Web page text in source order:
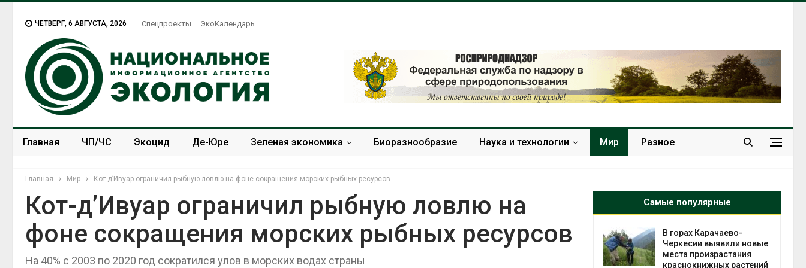
ЧЕТВЕРГ, 6 АВГУСТА, 2026 Спецпроекты ЭкоКалендарь
Главная ЧП/ЧС Экоцид Де-Юре Зеленая экономика Биоразнообразие Наука и технологии Мир Разное
Главная Мир Кот-д’Ивуар ограничил рыбную ловлю на фоне сокращения морских рыбных ресурсов
Кот-д’Ивуар ограничил рыбную ловлю на
фоне сокращения морских рыбных ресурсов
На 40% с 2003 по 2020 год сократился улов в морских водах страны
Самые популярные
В Домодедове
ликвидируют
химикатов после пожара
Панамский канал вновь
ограничивает загрузку
В горах Карачаево-
Черкесии выявили новые
места произрастания
краснокнижных растений